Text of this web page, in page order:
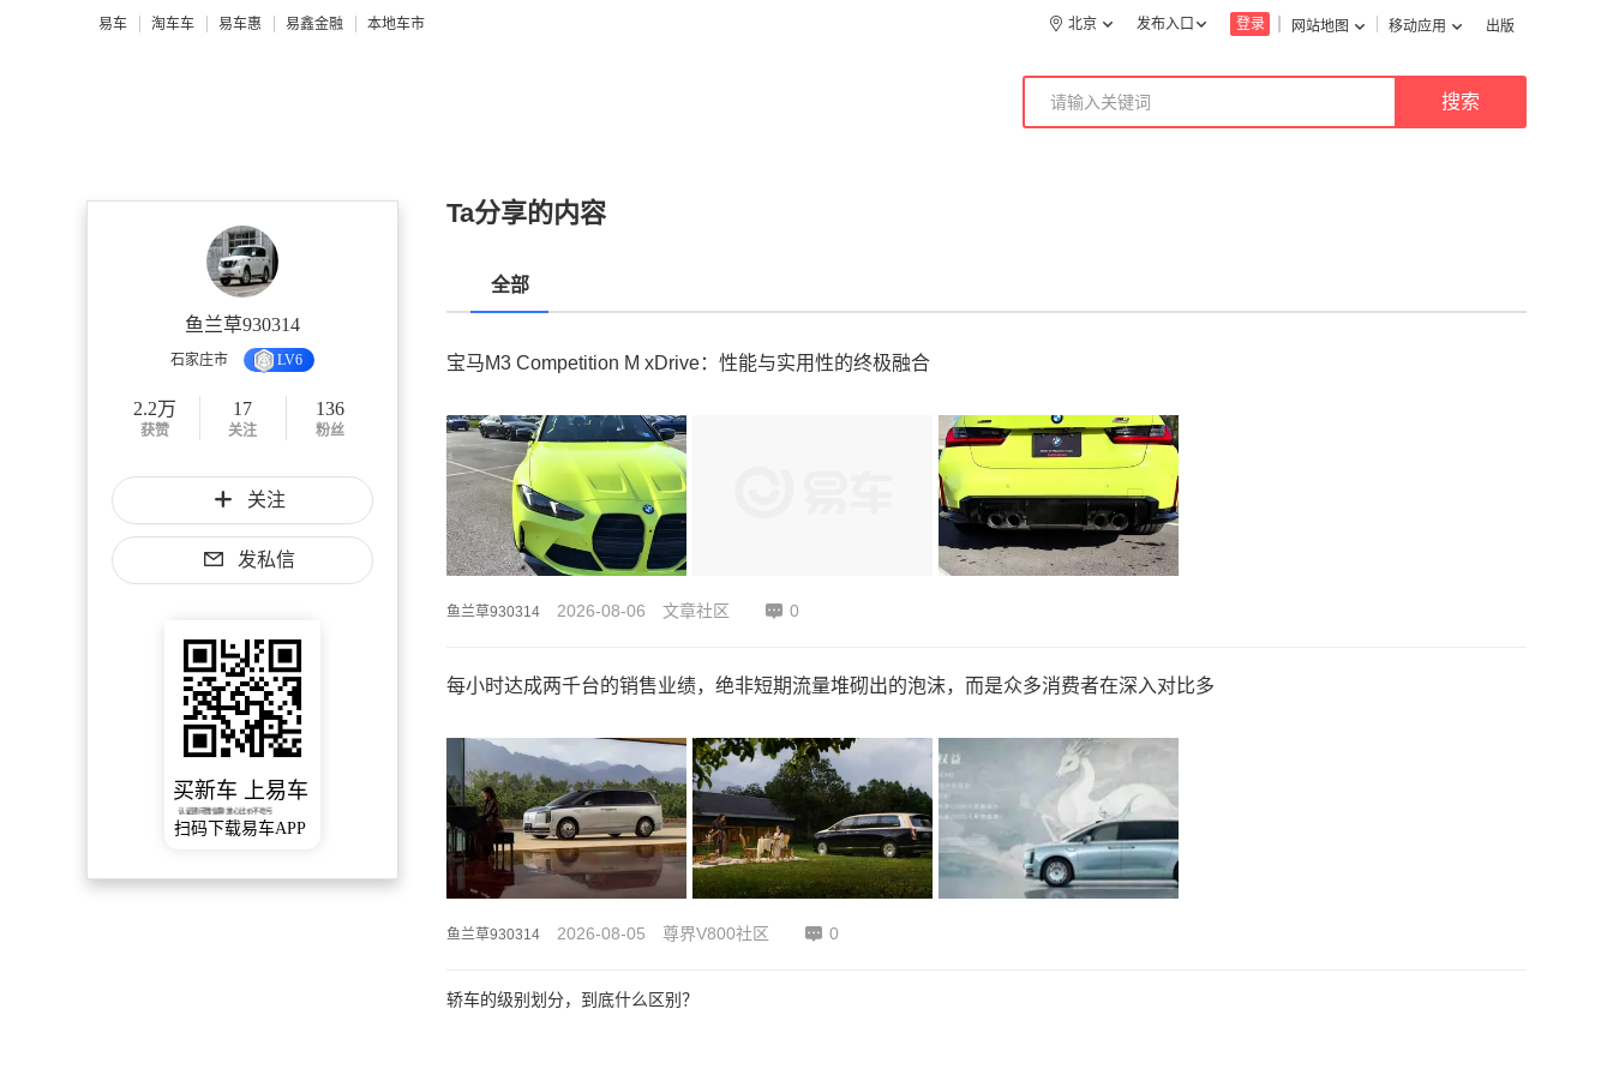
易车 淘车车 易车惠 易鑫金融 本地车市 网站地图 移动应用 出版
登录
发布入口
北京
鱼兰草930314
石家庄市 LV6
2.2万
获赞
17
关注
136
粉丝
关注
发私信
买新车 上易车
认证顾问微信聊 放心比价不吃亏
扫码下载易车APP
Ta分享的内容
全部
宝马M3 Competition M xDrive：性能与实用性的终极融合
鱼兰草930314 2026-08-06 文章社区 0
每小时达成两千台的销售业绩，绝非短期流量堆砌出的泡沫，而是众多消费者在深入对比多
鱼兰草930314 2026-08-05 尊界V800社区 0
轿车的级别划分，到底什么区别？